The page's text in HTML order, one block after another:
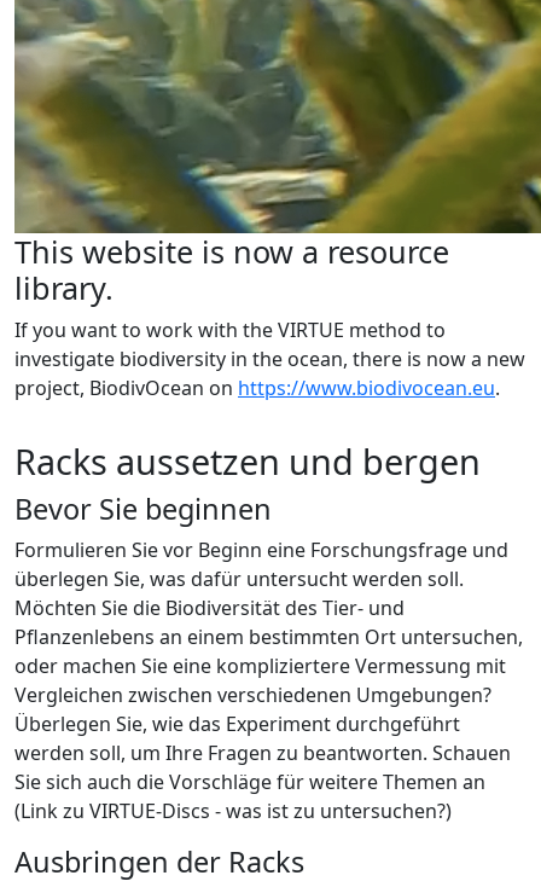
This website is now a resource
library.
If you want to work with the VIRTUE method to
investigate biodiversity in the ocean, there is now a new
project, BiodivOcean on https://www.biodivocean.eu.
Racks aussetzen und bergen
Bevor Sie beginnen
Formulieren Sie vor Beginn eine Forschungsfrage und
überlegen Sie, was dafür untersucht werden soll.
Möchten Sie die Biodiversität des Tier- und
Pflanzenlebens an einem bestimmten Ort untersuchen,
oder machen Sie eine kompliziertere Vermessung mit
Vergleichen zwischen verschiedenen Umgebungen?
Überlegen Sie, wie das Experiment durchgeführt
werden soll, um Ihre Fragen zu beantworten. Schauen
Sie sich auch die Vorschläge für weitere Themen an
(Link zu VIRTUE-Discs - was ist zu untersuchen?)
Ausbringen der Racks